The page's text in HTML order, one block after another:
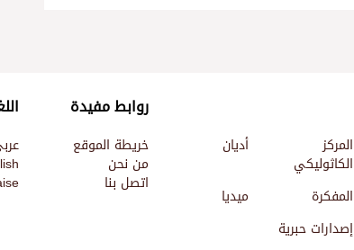
المركز
الكاثوليكي
أديان
المفكرة
ميديا
إصدارات حبرية
روابط مفيدة
خريطة الموقع
من نحن
اتصل بنا